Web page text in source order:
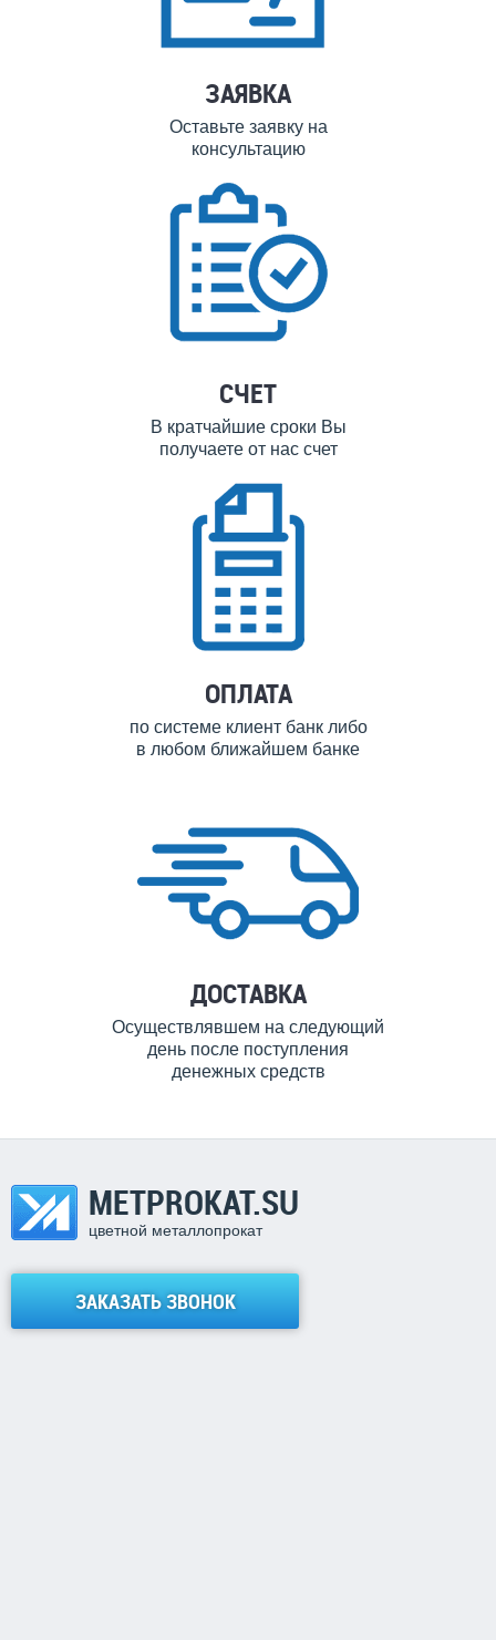
ЗАЯВКА
Оставьте заявку на
консультацию
СЧЕТ
В кратчайшие сроки Вы
получаете от нас счет
ОПЛАТА
по системе клиент банк либо
в любом ближайшем банке
ДОСТАВКА
Осуществлявшем на следующий
день после поступления
денежных средств
METPROKAT.SU
цветной металлопрокат
ЗАКАЗАТЬ ЗВОНОК